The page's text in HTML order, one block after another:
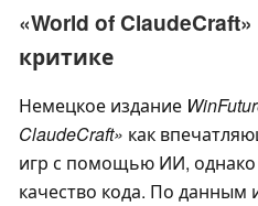
«World of
критике
Немецкое издание
ClaudeCraft» как
игр с помощью ИИ, однако
качество кода. По данным